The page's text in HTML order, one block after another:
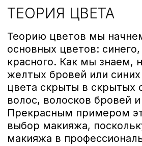
волосах. Подобный подход
позволяет нам добиваться
обеспечивая плавный
и естественный переход
между цветами